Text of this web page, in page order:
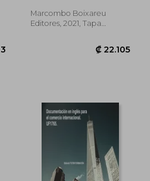
Marcombo Boixareu
Editores, 2021, Tapa